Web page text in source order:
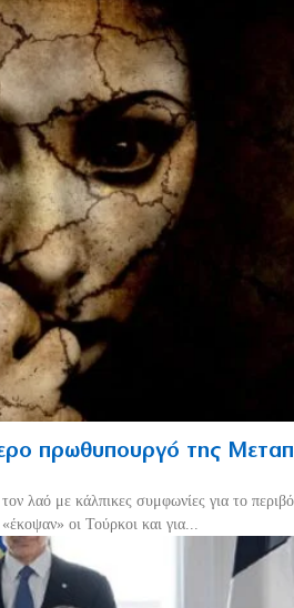
πρωθυπουργό της
λαό με κάλπικες συμφωνίες για το
οι Τούρκοι και για...